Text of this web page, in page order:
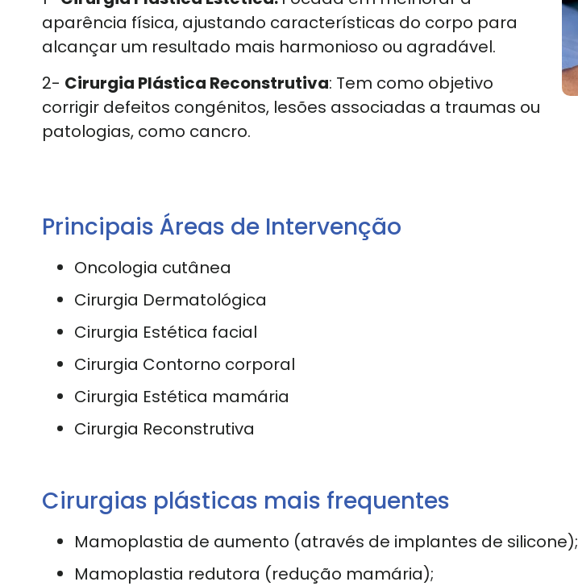
aparência física, ajustando características do corpo para
alcançar um resultado mais harmonioso ou agradável.
2- Cirurgia Plástica Reconstrutiva: Tem como objetivo
corrigir defeitos congénitos, lesões associadas a traumas ou
patologias, como cancro.
Principais Áreas de Intervenção
Oncologia cutânea
Cirurgia Dermatológica
Cirurgia Estética facial
Cirurgia Contorno corporal
Cirurgia Estética mamária
Cirurgia Reconstrutiva
Cirurgias plásticas mais frequentes
Mamoplastia de aumento (através de implantes de silicone);
Mamoplastia redutora (redução mamária);